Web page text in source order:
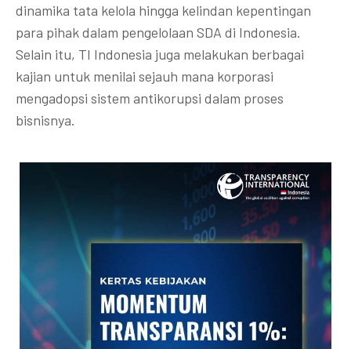
dinamika tata kelola hingga kelindan kepentingan
para pihak dalam pengelolaan SDA di Indonesia.
Selain itu, TI Indonesia juga melakukan berbagai
kajian untuk menilai sejauh mana korporasi
mengadopsi sistem antikorupsi dalam proses
bisnisnya.